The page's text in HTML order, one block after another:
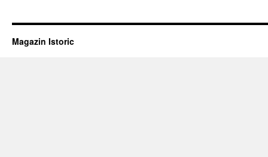
Magazin Istoric